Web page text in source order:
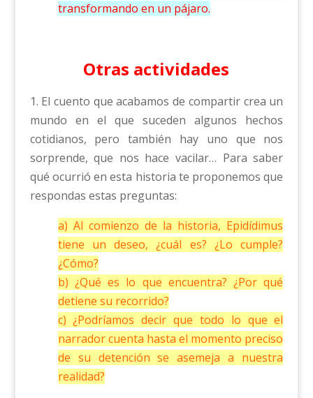
transformando en un pájaro.
Otras actividades
1. El cuento que acabamos de compartir crea un
mundo en el que suceden algunos hechos
cotidianos, pero también hay uno que nos
sorprende, que nos hace vacilar… Para saber
qué ocurrió en esta historia te proponemos que
respondas estas preguntas:
a) Al comienzo de la historia, Epidídimus
tiene un deseo, ¿cuál es? ¿Lo cumple?
¿Cómo?
b) ¿Qué es lo que encuentra? ¿Por qué
detiene su recorrido?
c) ¿Podríamos decir que todo lo que el
narrador cuenta hasta el momento preciso
de su detención se asemeja a nuestra
realidad?